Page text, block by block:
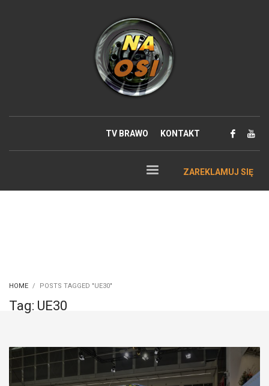
TV BRAWO KONTAKT
ZAREKLAMUJ SIĘ
HOME POSTS TAGGED "UE30"
Tag: UE30